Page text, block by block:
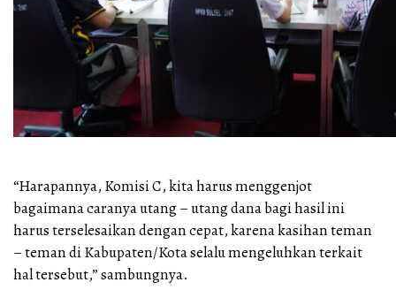
“Harapannya, Komisi C, kita harus menggenjot
bagaimana caranya utang – utang dana bagi hasil ini
harus terselesaikan dengan cepat, karena kasihan teman
– teman di Kabupaten/Kota selalu mengeluhkan terkait
hal tersebut,” sambungnya.